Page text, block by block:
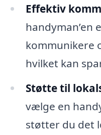
Effektiv
handyman’en
kommunikere
hvilket kan
Støtte til
vælge en
støtter du det